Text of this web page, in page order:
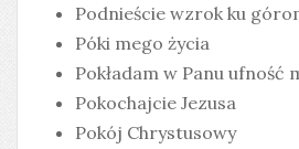
Podnieście wzrok ku
Póki mego życia
Pokładam w Panu ufność
Pokochajcie Jezusa
Pokój Chrystusowy